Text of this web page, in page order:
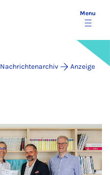
Menu
Nachrichtenarchiv Anzeige